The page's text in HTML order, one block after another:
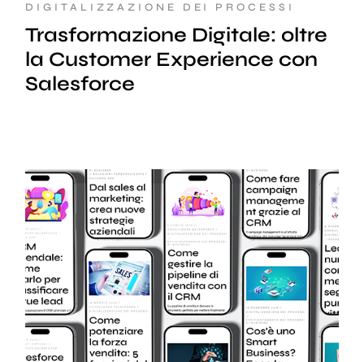
DIGITALIZZAZIONE DEI PROCESSI
Trasformazione Digitale: oltre
la Customer Experience con
Salesforce